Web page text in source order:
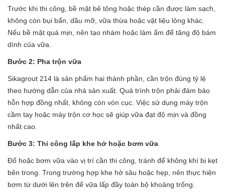
Trước khi thi công, bề mặt bê tông hoặc thép cần được làm sạch,
không còn bụi bẩn, dầu mỡ, vữa thừa hoặc vật liệu lỏng khác.
Nếu bề mặt quá mịn, nên tạo nhám hoặc làm ẩm để tăng độ bám
dính của vữa.
Bước 2: Pha trộn vữa
Sikagrout 214 là sản phẩm hai thành phần, cần trộn đúng tỷ lệ
theo hướng dẫn của nhà sản xuất. Quá trình trộn phải đảm bảo
hỗn hợp đồng nhất, không còn vón cục. Việc sử dụng máy trộn
cầm tay hoặc máy trộn cơ học sẽ giúp vữa đạt độ mịn và đồng
nhất cao.
Bước 3: Thi công lấp khe hở hoặc bơm vữa
Đổ hoặc bơm vữa vào vị trí cần thi công, tránh để không khí bị kẹt
bên trong. Trong trường hợp khe hở sâu hoặc hẹp, nên thực hiện
bơm từ dưới lên trên để vữa lấp đầy toàn bộ khoảng trống.